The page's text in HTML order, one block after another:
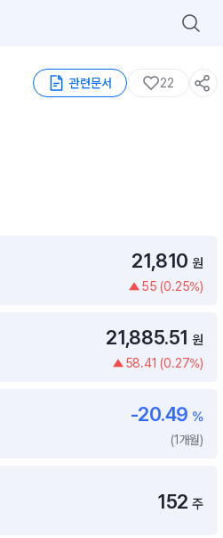
구성종목 검색
관련문서 22
21,810 원
55 (0.25%)
21,885.51 원
58.41 (0.27%)
-20.49 %
(1개월)
152 주
월배당 · 모으기 · 포트래빗 관리
펀드 상품 검색 · 상품 비교